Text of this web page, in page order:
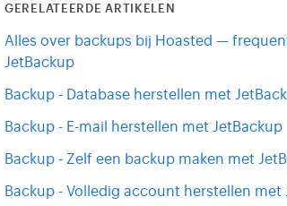
GERELATEERDE ARTIKELEN
Alles over backups bij Hoasted —
JetBackup
Backup - Database herstellen met
Backup - E-mail herstellen met JetBackup
Backup - Zelf een backup maken met
Backup - Volledig account herstellen met